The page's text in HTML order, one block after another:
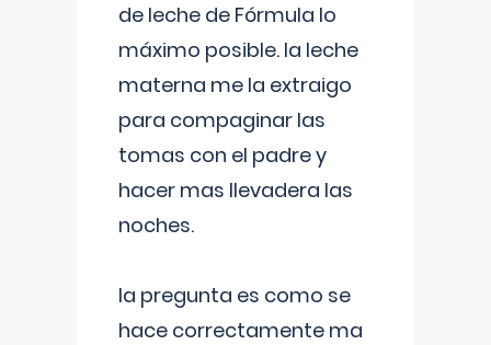
de leche de Fórmula lo
máximo posible. la leche
materna me la extraigo
para compaginar las
tomas con el padre y
hacer mas llevadera las
noches.
la pregunta es como se
hace correctamente ma